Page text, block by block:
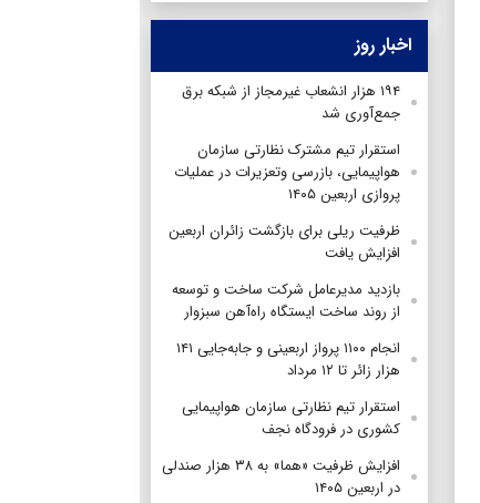
اخبار روز
۱۹۴ هزار انشعاب غیرمجاز از شبکه برق
جمع‌آوری شد
استقرار تیم مشترک نظارتی سازمان
هواپیمایی، بازرسی وتعزیرات در عملیات
پروازی اربعین ۱۴۰۵
ظرفیت ریلی برای بازگشت زائران اربعین
افزایش یافت
بازدید مدیرعامل شرکت ساخت و توسعه
از روند ساخت ایستگاه راه‌آهن سبزوار
انجام ۱۱۰۰ پرواز اربعینی و جابه‌جایی ۱۴۱
هزار زائر تا ۱۲ مرداد
استقرار تیم‌ نظارتی سازمان هواپیمایی
کشوری در فرودگاه نجف
افزایش ظرفیت «هما» به ۳۸ هزار صندلی
در اربعین ۱۴۰۵